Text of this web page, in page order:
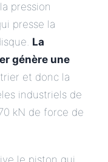
la pression
presse la
La
génère une
et donc la
industriels de
kN de force de
le piston qui